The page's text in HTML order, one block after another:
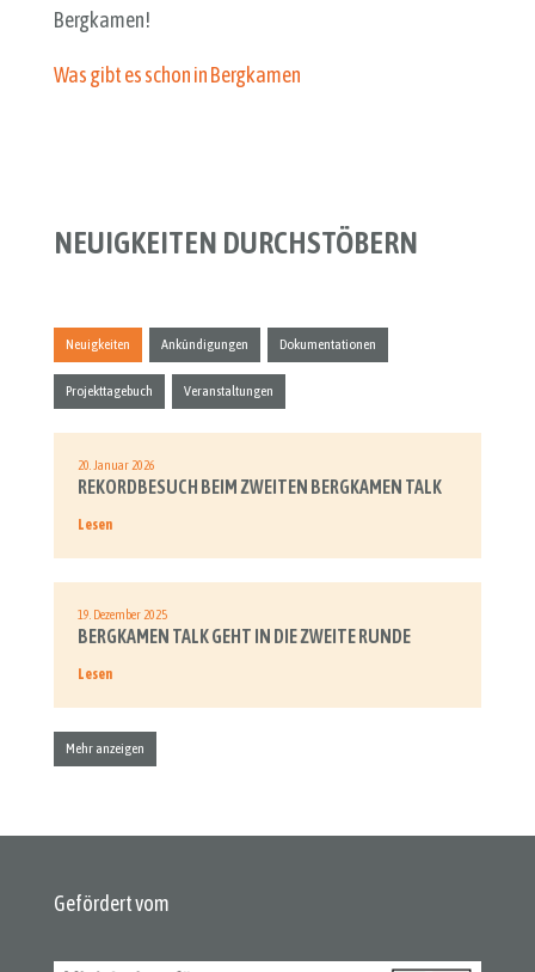
Bergkamen!
Was gibt es schon in Bergkamen
NEUIGKEITEN DURCHSTÖBERN
Neuigkeiten Ankündigungen Dokumentationen
Projekttagebuch Veranstaltungen
20. Januar 2026
REKORDBESUCH BEIM ZWEITEN BERGKAMEN TALK
Lesen
19. Dezember 2025
BERGKAMEN TALK GEHT IN DIE ZWEITE RUNDE
Lesen
Mehr anzeigen
Gefördert vom